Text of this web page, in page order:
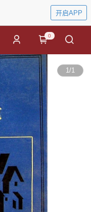
开启APP
0
1/1